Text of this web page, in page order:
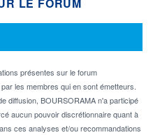
présentes sur le forum
les membres qui en sont émetteurs.
diffusion, BOURSORAMA n'a participé
aucun pouvoir discrétionnaire quant à
ces analyses et/ou recommandations